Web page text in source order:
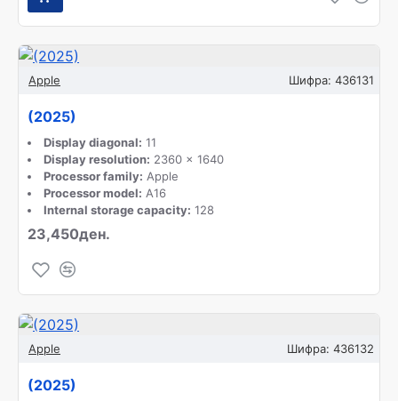
Apple Шифра: 436131
(2025)
Display diagonal: 11
Display resolution: 2360 x 1640
Processor family: Apple
Processor model: A16
Internal storage capacity: 128
23,450ден.
Apple Шифра: 436132
(2025)